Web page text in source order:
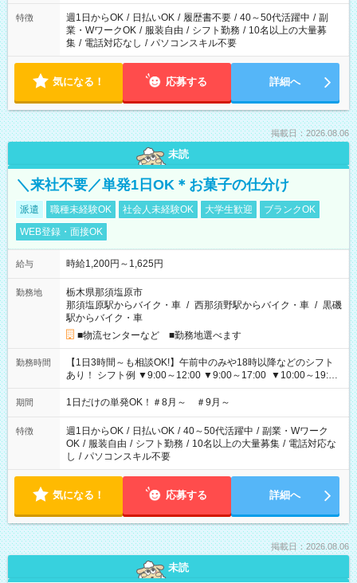
特徴 週1日からOK / 日払いOK / 履歴書不要 / 40～50代活躍中 / 副
業・WワークOK / 服装自由 / シフト勤務 / 10名以上の大量募
集 / 電話対応なし / パソコンスキル不要
気になる！ 応募する 詳細へ
掲載日：2026.08.06
未読
＼来社不要／単発1日OK＊お菓子の仕分け
派遣 職種未経験OK 社会人未経験OK 大学生歓迎
ブランクOK
WEB登録・面接OK
給与 時給1,200円～1,625円
勤務地
栃木県那須塩原市
那須塩原駅からバイク・車 / 西那須野駅からバイク・車 / 黒磯
駅からバイク・車
■物流センターなど ■勤務地選べます
勤務時間
【1日3時間～も相談OK!】午前中のみや18時以降などのシフト
あり！ シフト例 ▼9:00～12:00 ▼9:00～17:00 ▼10:00～19:00
▼18:00～21:00
期間 1日だけの単発OK！＃8月～ ＃9月～
特徴 週1日からOK / 日払いOK / 40～50代活躍中 / 副業・Wワーク
OK / 服装自由 / シフト勤務 / 10名以上の大量募集 / 電話対応な
し / パソコンスキル不要
気になる！ 応募する 詳細へ
掲載日：2026.08.06
未読